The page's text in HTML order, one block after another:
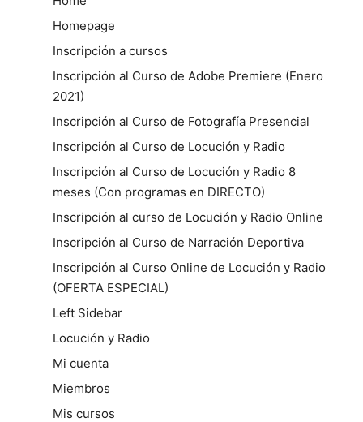
Homepage
Inscripción a cursos
Inscripción al Curso de Adobe Premiere (Enero
2021)
Inscripción al Curso de Fotografía Presencial
Inscripción al Curso de Locución y Radio
Inscripción al Curso de Locución y Radio 8
meses (Con programas en DIRECTO)
Inscripción al curso de Locución y Radio Online
Inscripción al Curso de Narración Deportiva
Inscripción al Curso Online de Locución y Radio
(OFERTA ESPECIAL)
Left Sidebar
Locución y Radio
Mi cuenta
Miembros
Mis cursos